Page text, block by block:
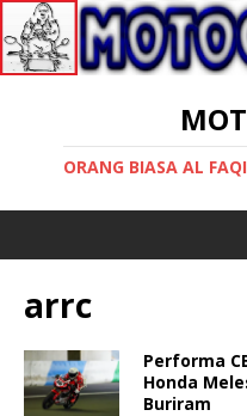
ORANG BIASA AL
arrc
Performa
Honda
Buriram